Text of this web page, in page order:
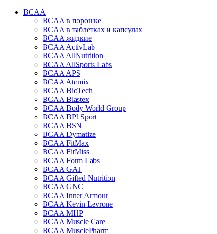
BCAA
BCAA в порошке
BCAA в таблетках и капсулах
BCAA жидкие
BCAA ActivLab
BCAA AllNutrition
BCAA AllSports Labs
BCAA APS
BCAA Atomix
BCAA BioTech
BCAA Blastex
BCAA Body World Group
BCAA BPI Sport
BCAA BSN
BCAA Dymatize
BCAA FitMax
BCAA FitMiss
BCAA Form Labs
BCAA GAT
BCAA Gifted Nutrition
BCAA GNC
BCAA Inner Armour
BCAA Kevin Levrone
BCAA MHP
BCAA Muscle Care
BCAA MusclePharm